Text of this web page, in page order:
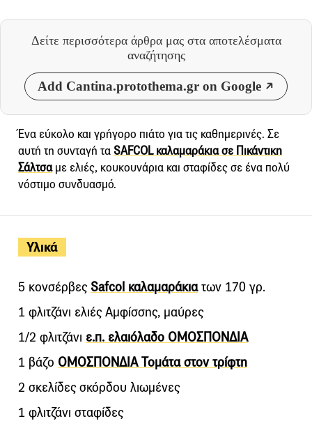
Δείτε περισσότερα άρθρα μας στα αποτελέσματα
αναζήτησης
Add Cantina.protothema.gr on Google
Υλικά
5 κονσέρβες Safcol καλαμαράκιατων 170 γρ.
1 φλιτζάνι ελιές Αμφίσσης, μαύρες
1/2 φλιτζάνι ε.π. ελαιόλαδο ΟΜΟΣΠΟΝΔΙΑ
1 βάζο ΟΜΟΣΠΟΝΔΙΑ Τομάτα στον τρίφτη
2 σκελίδες σκόρδου λιωμένες
1 φλιτζάνι σταφίδες
Ένα εύκολο και γρήγορο πιάτο για τις καθημερινές. Σε
αυτή τη συνταγή ταSAFCOL καλαμαράκια σε Πικάντικη
Σάλτσαμε ελιές, κουκουνάρια και σταφίδες σε ένα πολύ
νόστιμο συνδυασμό.